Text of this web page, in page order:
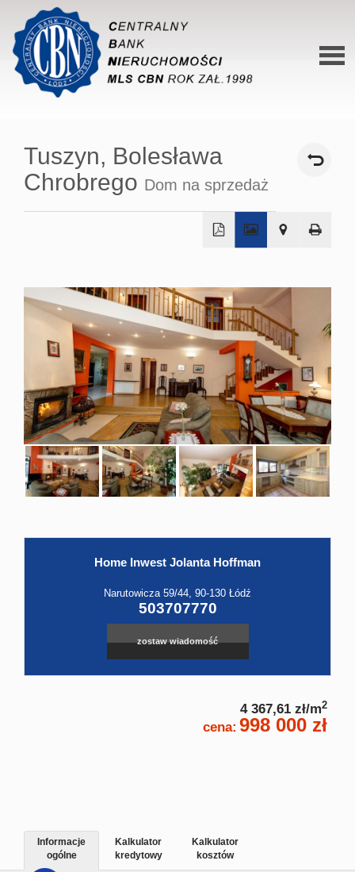
O
Tuszyn, Bolesława
Chrobrego Dom na sprzedaż
−
Home Inwest Jolanta Hoffman
Narutowicza 59/44, 90-130 Łódź
503707770
zostaw wiadomość
4 367,61 zł/m2
cena: 998 000 zł
Informacje
ogólne
Kalkulator
kredytowy
Kalkulator
kosztów